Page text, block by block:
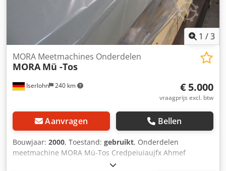
1 /3
Iserlohn 240 km
MORA Meetmachines Onderdelen
MORA Mü -Tos
€ 5.000
vraagprijs excl. btw
Aanvragen Bellen
Bouwjaar: 2000, Toestand: gebruikt, Onderdelen
meetmachine MORA Mü-Tos Credpeiuiaujfx Ahmef
2XMeetstand, 2XMaatregelkast en diversen.